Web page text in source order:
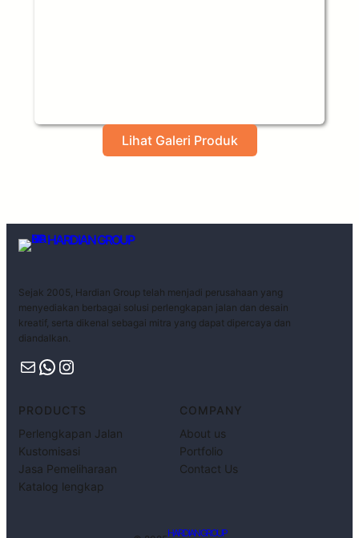
Lihat Galeri Produk
HARDIAN GROUP
Sejak 2005, Hardian Group telah menjadi perusahaan yang
menyediakan berbagai solusi perlengkapan jalan dan desain
kreatif, serta dikenal sebagai mitra yang dapat dipercaya dan
diandalkan.
PRODUCTS
Perlengkapan Jalan
Kustomisasi
Jasa Pemeliharaan
Katalog lengkap
COMPANY
About us
Portfolio
Contact Us
HARDIAN GROUP